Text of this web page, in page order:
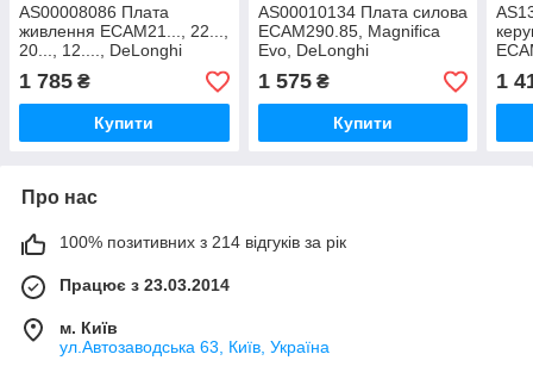
AS00008086 Плата
живлення ECAM21..., 22...,
20..., 12...., DeLonghi
1 785 ₴
Купити
AS00010134 Плата силова
ECAM290.85, Magnifica
Evo, DeLonghi
1 575₴
Купити
1
Про нас
100% позитивних з 214 відгуків за рік
Працює з 23.03.2014
м. Київ
ул.Автозаводська 63, Київ, Україна